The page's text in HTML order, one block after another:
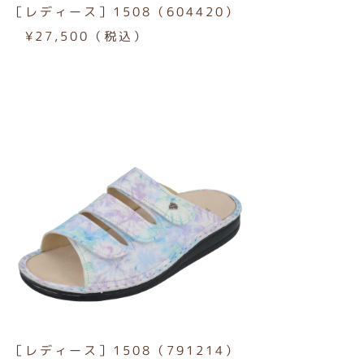
［レディース］1508（604420）
¥27,500（税込）
［レディース］1508（791214）